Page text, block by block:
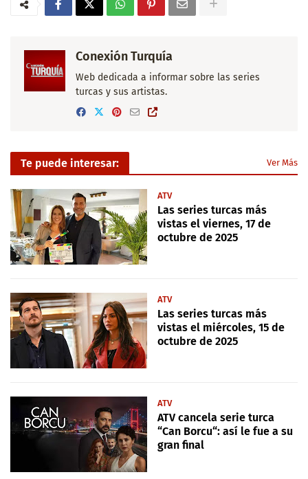
Conexión Turquía
Web dedicada a informar sobre las series
turcas y sus artistas.
Te puede interesar: Ver Más
ATV
Las series turcas más
vistas el viernes, 17 de
octubre de 2025
ATV
Las series turcas más
vistas el miércoles, 15 de
octubre de 2025
ATV
ATV cancela serie turca
“Can Borcu“: así le fue a su
gran final